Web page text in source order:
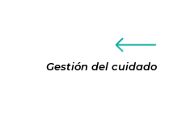
Gestión del cuidado